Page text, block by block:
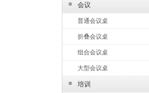
■ 会议
普通会议桌
折叠会议桌
组合会议桌
大型会议桌
■ 培训